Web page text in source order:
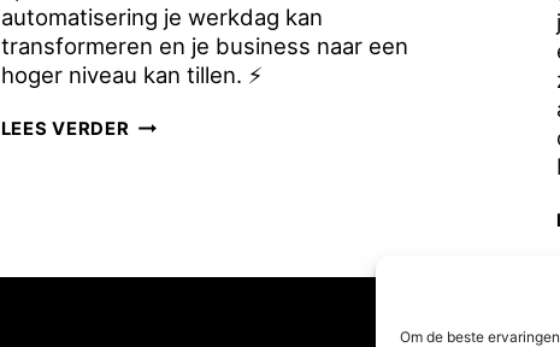
Om de beste
automatisering je werkdag kan
transformeren en je business naar een
hoger niveau kan tillen. ⚡
LEES VERDER DE